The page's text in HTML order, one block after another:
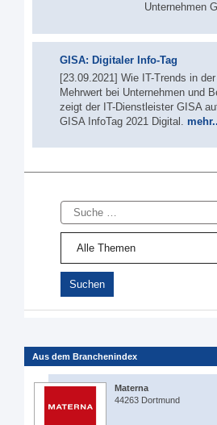
Unternehmen
GISA: Digitaler Info-Tag
[23.09.2021] Wie IT-Trends in
Mehrwert bei Unternehmen und
zeigt der IT-Dienstleister GISA
GISA InfoTag 2021 Digital.
Suche
Aus dem Branchenindex
Materna
44263 Dortmund